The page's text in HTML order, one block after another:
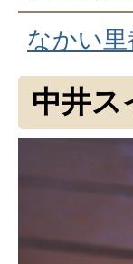
なかい
中井ス